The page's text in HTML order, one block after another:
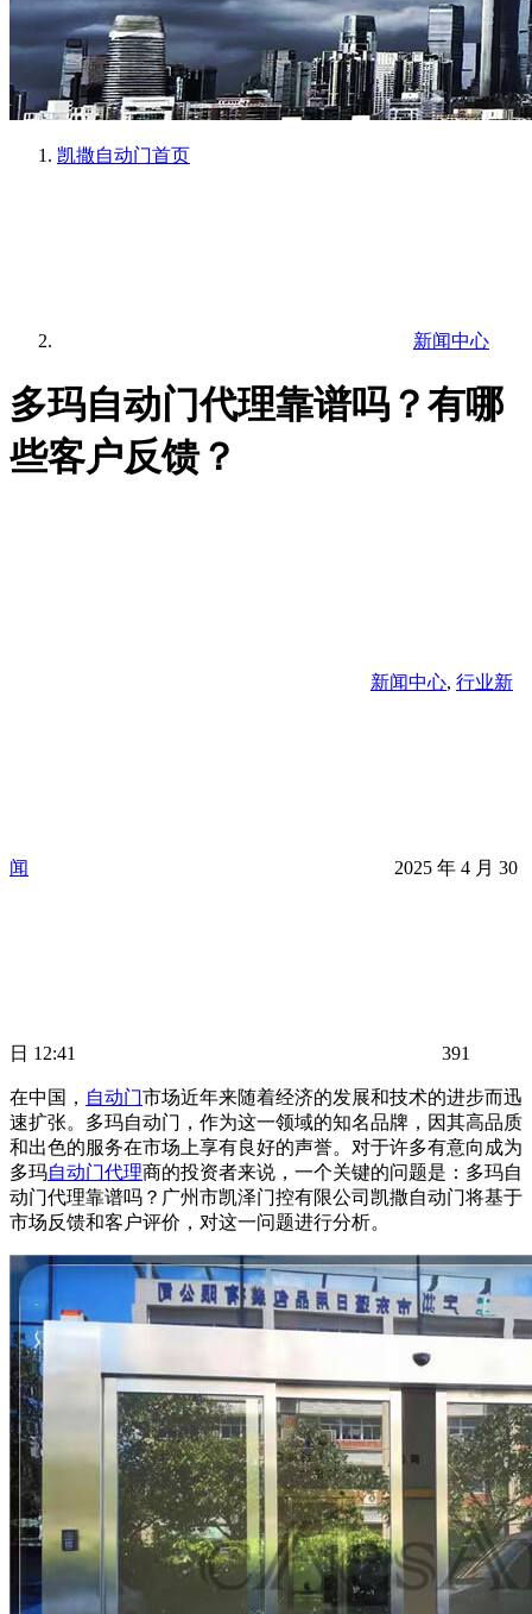
凯撒自动门首页
新闻中心
多玛自动门代理靠谱吗？有哪
些客户反馈？
新闻中心, 行业新
闻 2025 年 4 月 30
日 12:41 391
在中国， 自动门市场近年来随着经济的发展和技术的进步而迅
速扩张。多玛自动门，作为这一领域的知名品牌，因其高品质
和出色的服务在市场上享有良好的声誉。对于许多有意向成为
多玛自动门代理商的投资者来说，一个关键的问题是：多玛自
动门代理靠谱吗？广州市凯泽门控有限公司凯撒自动门将基于
市场反馈和客户评价，对这一问题进行分析。